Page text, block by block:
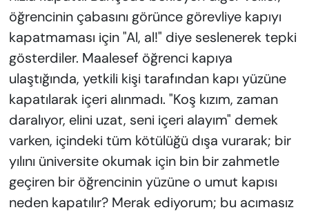
öğrencinin çabasını görünce görevliye kapıyı
kapatmaması için "Al, al!" diye seslenerek tepki
gösterdiler. Maalesef öğrenci kapıya
ulaştığında, yetkili kişi tarafından kapı yüzüne
kapatılarak içeri alınmadı. "Koş kızım, zaman
daralıyor, elini uzat, seni içeri alayım" demek
varken, içindeki tüm kötülüğü dışa vurarak; bir
yılını üniversite okumak için bin bir zahmetle
geçiren bir öğrencinin yüzüne o umut kapısı
neden kapatılır? Merak ediyorum; bu acımasız
YAZAR KÖŞESİ
SİYASET
VAN VE DİYARBAKIR HABERLERİ